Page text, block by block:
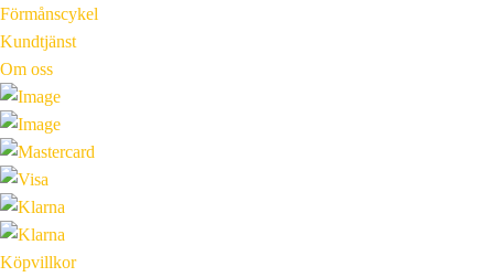
Förmånscykel
Kundtjänst
Om oss
Köpvillkor